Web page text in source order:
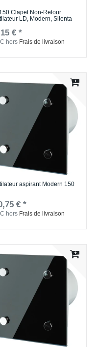
Clapet Non-Retour
LD, Modern, Silenta
€ *
hors Frais de livraison
aspirant Modern 150
€ *
hors Frais de livraison